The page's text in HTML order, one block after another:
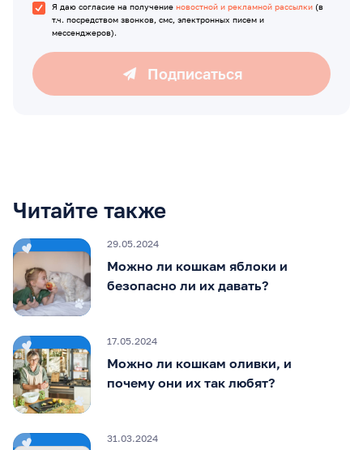
Я даю согласие на получение новостной и рекламной рассылки (в
т.ч. посредством звонков, смс, электронных писем и
мессенджеров).
Подписаться
Читайте также
29.05.2024
Можно ли кошкам яблоки и
безопасно ли их давать?
17.05.2024
Можно ли кошкам оливки, и
почему они их так любят?
31.03.2024